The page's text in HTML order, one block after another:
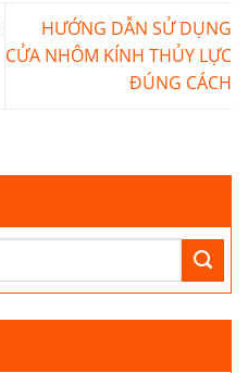
HƯỚNG DẪN SỬ DỤNG
CỬA NHÔM KÍNH THỦY LỰC
ĐÚNG CÁCH